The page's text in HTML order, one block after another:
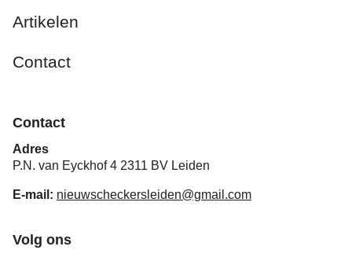
Artikelen
Contact
Contact
Adres
P.N. van Eyckhof 4 2311 BV Leiden
E-mail: nieuwscheckersleiden@gmail.com
Volg ons